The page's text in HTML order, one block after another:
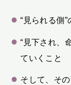
“見られる側”
“見下され、
ていくこと
そして、そ